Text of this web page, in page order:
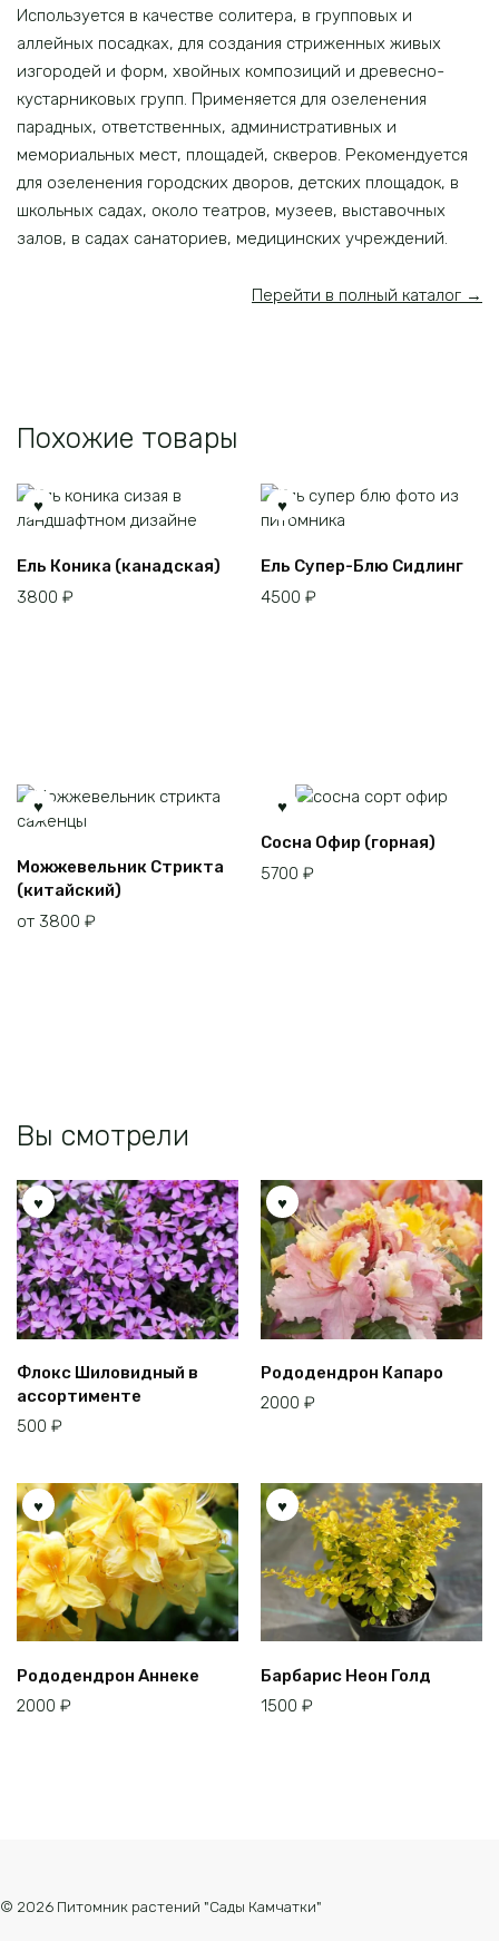
Используется в качестве солитера, в групповых и
аллейных посадках, для создания стриженных живых
изгородей и форм, хвойных композиций и древесно-
кустарниковых групп. Применяется для озеленения
парадных, ответственных, административных и
мемориальных мест, площадей, скверов. Рекомендуется
для озеленения городских дворов, детских площадок, в
школьных садах, около театров, музеев, выставочных
залов, в садах санаториев, медицинских учреждений.
Перейти в полный каталог →
Похожие товары
Ель Коника (канадская)
3800 ₽
Ель Супер-Блю Сидлинг
4500 ₽
Этот
Можжевельник Стрикта
(китайский)
от 3800 ₽
Сосна Офир (горная)
5700 ₽
Вы смотрели
Флокс Шиловидный в
ассортименте
500 ₽
Рододендрон Капаро
2000 ₽
Рододендрон Аннеке
2000 ₽
Барбарис Неон Голд
1500 ₽
© 2026 Питомник растений "Сады Камчатки"